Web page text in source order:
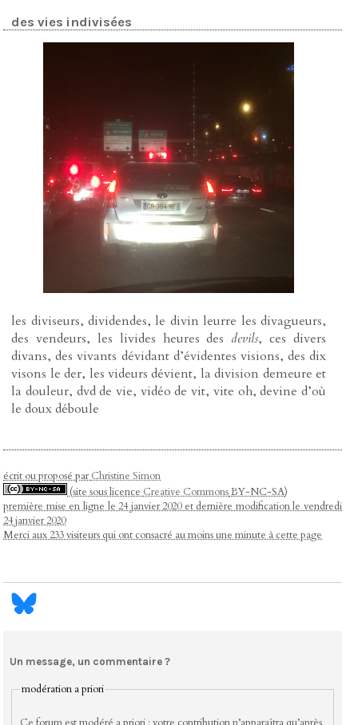
des vies indivisées
les diviseurs, dividendes, le divin leurre les divagueurs,
des vendeurs, les livides heures des devils, ces divers
divans, des vivants dévidant d’évidentes visions, des dix
visons le der, les videurs dévient, la division demeure et
la douleur, dvd de vie, vidéo de vit, vite oh, devine d’où
le doux déboule
écrit ou proposé parChristine Simon
(site sous licence Creative CommonsBY-NC-SA)
première mise en ligne le 24 janvier 2020 et dernière modification le vendredi
24 janvier 2020
Merci aux 233 visiteurs qui ont consacré au moins une minute à cette page
Un message, un commentaire ?
modération a priori